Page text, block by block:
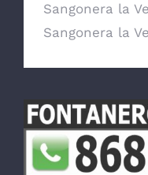
Sangonera la
Sangonera la